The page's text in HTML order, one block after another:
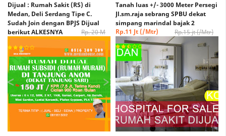
Dijual : Rumah Sakit (RS) di
Medan, Deli Serdang Tipe C.
Sudah Join dengan BPJS Dijual
berikut ALKESNYA
Rp. 20 M
Rp. 15 M (Nego)
Tanah luas +/- 3000 Meter Persegi
Jl.sm.raja sebrang SPBU dekat
simpang marindal bajak 2
Rp.15 jt (/Mtr)
Rp.11 Jt (/Mtr)
(Nego)